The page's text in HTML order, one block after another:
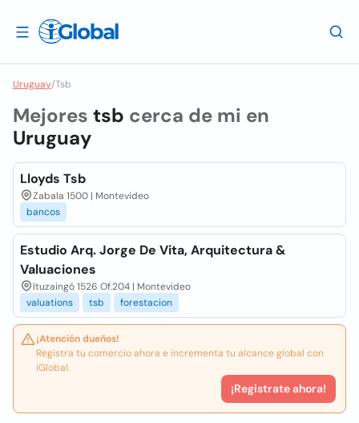
Uruguay/Tsb
Mejores tsb cerca de mi en
Uruguay
Lloyds Tsb
Zabala 1500 | Montevideo
bancos
Estudio Arq. Jorge De Vita, Arquitectura &
Valuaciones
Ituzaingó 1526 Of.204 | Montevideo
valuations
tsb forestacion
¡Atención dueños!
Registra tu comercio ahora e incrementa tu alcance global con
iGlobal.
¡Registrate ahora!